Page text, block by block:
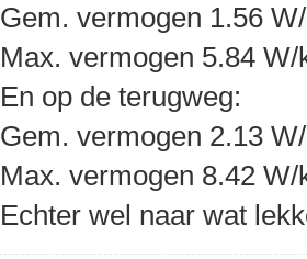
Gem. vermogen 1.56
Max. vermogen 5.84 W/
En op de terugweg:
Gem. vermogen 2.13
Max. vermogen 8.42 W/
Echter wel naar wat